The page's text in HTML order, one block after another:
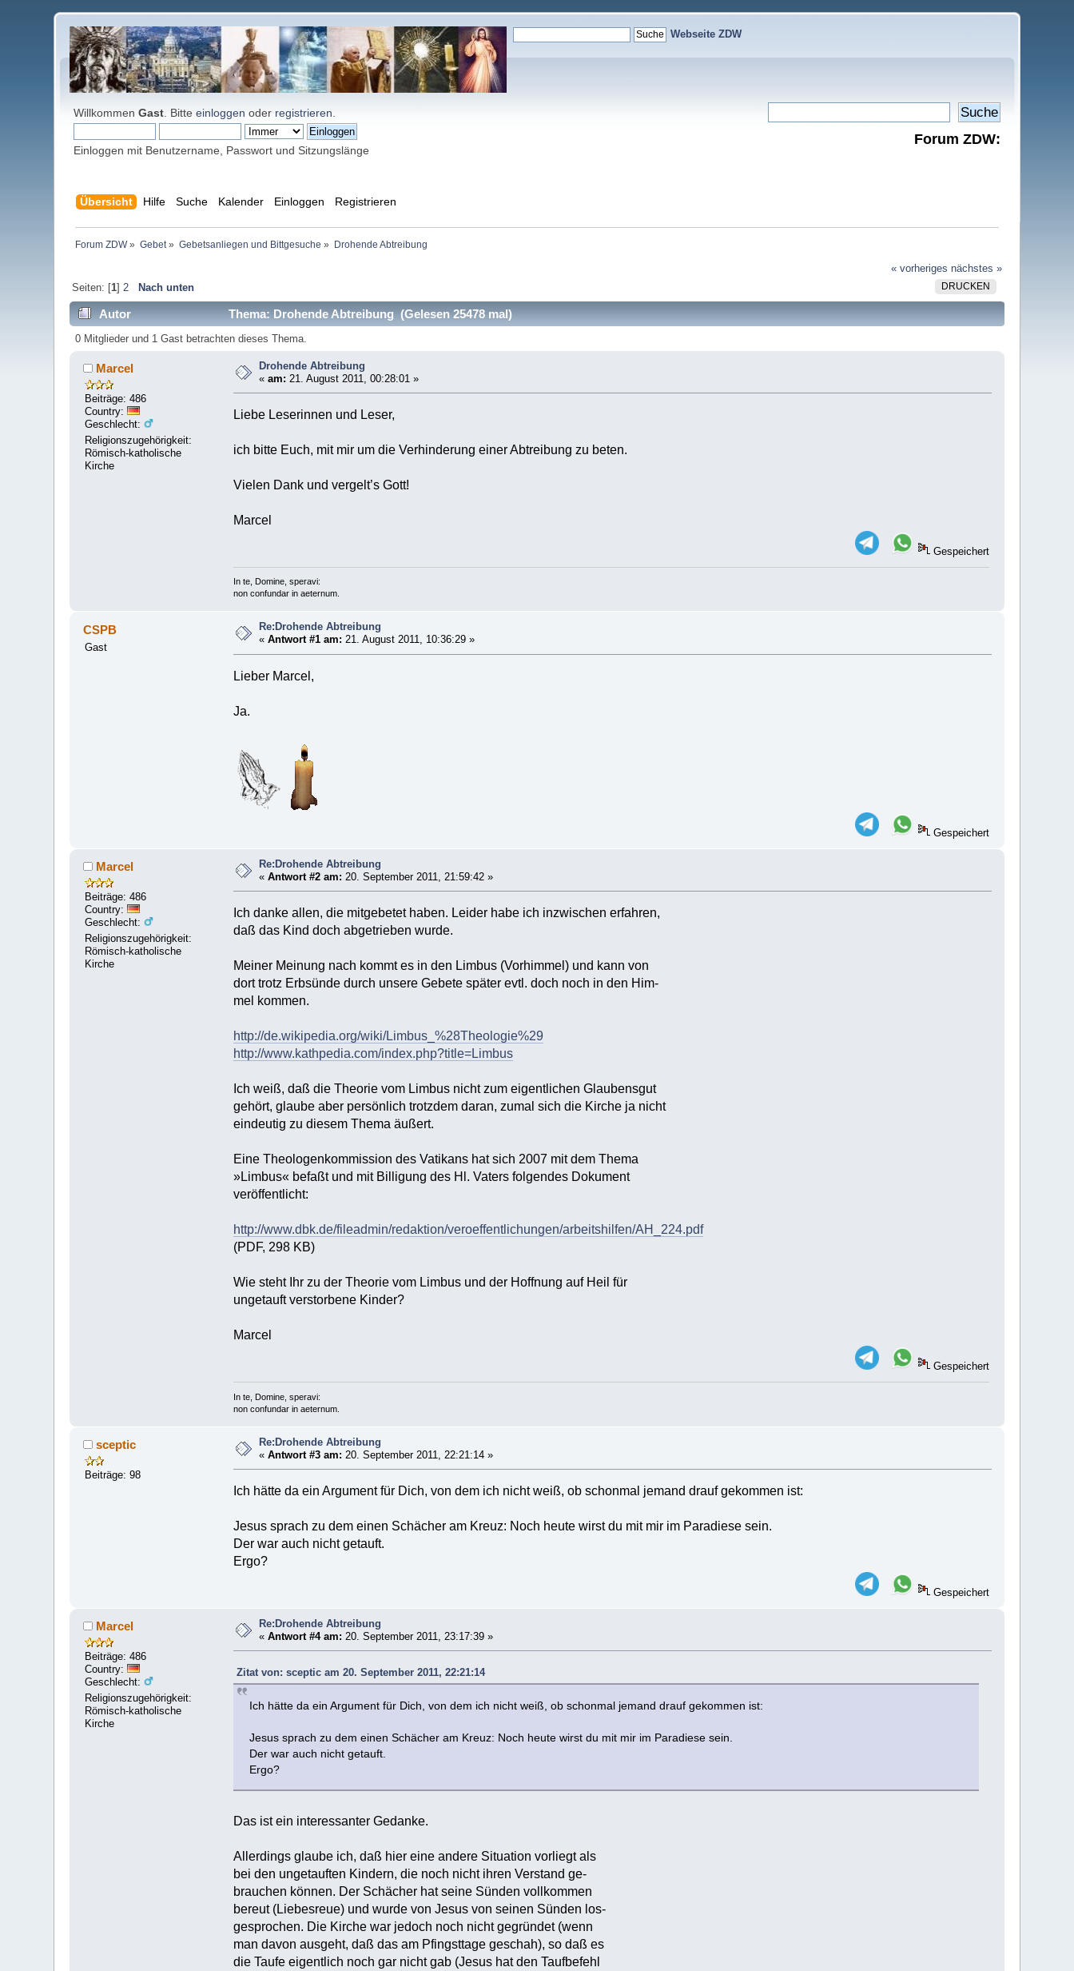
Webseite ZDW
WillkommenGast . Bitteeinloggen oder registrieren
Einloggen mit Benutzername, Passwort und Sitzungslänge
Forum ZDW:
Übersicht Hilfe Suche Kalender Einloggen Registrieren
Forum ZDW» Gebet» Gebetsanliegen und Bittgesuche » Drohende Abtreibung
« vorheriges nächstes »
DRUCKEN
Seiten: [1] 2 Nach unten
Autor Thema: Drohende Abtreibung (Gelesen 25478 mal)
0 Mitglieder und 1 Gast betrachten dieses Thema.
Marcel
Beiträge: 486
Country:
Geschlecht:
Religionszugehörigkeit:
Römisch-katholische
Kirche
Drohende Abtreibung
«am: 21. August 2011, 00:28:01 »
Liebe Leserinnen und Leser,
ich bitte Euch, mit mir um die Verhinderung einer Abtreibung zu beten.
Vielen Dank und vergelt’s Gott!
Marcel
Gespeichert
In te, Domine, speravi:
non confundar in aeternum.
CSPB
Gast
Re:Drohende Abtreibung
«Antwort #1 am: 21. August 2011, 10:36:29 »
Lieber Marcel,
Ja.
Gespeichert
Marcel
Beiträge: 486
Country:
Geschlecht:
Religionszugehörigkeit:
Römisch-katholische
Kirche
Re:Drohende Abtreibung
«Antwort #2 am: 20. September 2011, 21:59:42 »
Ich danke allen, die mitgebetet haben. Leider habe ich inzwischen erfahren,
daß das Kind doch abgetrieben wurde.
Meiner Meinung nach kommt es in den Limbus (Vorhimmel) und kann von
dort trotz Erbsünde durch unsere Gebete später evtl. doch noch in den Him-
mel kommen.
http://de.wikipedia.org/wiki/Limbus_%28Theologie%29
http://www.kathpedia.com/index.php?title=Limbus
Ich weiß, daß die Theorie vom Limbus nicht zum eigentlichen Glaubensgut
gehört, glaube aber persönlich trotzdem daran, zumal sich die Kirche ja nicht
eindeutig zu diesem Thema äußert.
Eine Theologenkommission des Vatikans hat sich 2007 mit dem Thema
»Limbus« befaßt und mit Billigung des Hl. Vaters folgendes Dokument
veröffentlicht:
http://www.dbk.de/fileadmin/redaktion/veroeffentlichungen/arbeitshilfen/AH_224.pdf
(PDF, 298 KB)
Wie steht Ihr zu der Theorie vom Limbus und der Hoffnung auf Heil für
ungetauft verstorbene Kinder?
Marcel
Gespeichert
In te, Domine, speravi:
non confundar in aeternum.
sceptic
Beiträge: 98
Re:Drohende Abtreibung
«Antwort #3 am: 20. September 2011, 22:21:14 »
Ich hätte da ein Argument für Dich, von dem ich nicht weiß, ob schonmal jemand drauf gekommen ist:
Jesus sprach zu dem einen Schächer am Kreuz: Noch heute wirst du mit mir im Paradiese sein.
Der war auch nicht getauft.
Ergo?
Gespeichert
Marcel
Beiträge: 486
Country:
Geschlecht:
Religionszugehörigkeit:
Römisch-katholische
Kirche
Re:Drohende Abtreibung
«Antwort #4 am: 20. September 2011, 23:17:39 »
Zitat von: sceptic am 20. September 2011, 22:21:14
Ich hätte da ein Argument für Dich, von dem ich nicht weiß, ob schonmal jemand drauf gekommen ist:
Jesus sprach zu dem einen Schächer am Kreuz: Noch heute wirst du mit mir im Paradiese sein.
Der war auch nicht getauft.
Ergo?
Das ist ein interessanter Gedanke.
Allerdings glaube ich, daß hier eine andere Situation vorliegt als
bei den ungetauften Kindern, die noch nicht ihren Verstand ge-
brauchen können. Der Schächer hat seine Sünden vollkommen
bereut (Liebesreue) und wurde von Jesus von seinen Sünden los-
gesprochen. Die Kirche war jedoch noch nicht gegründet (wenn
man davon ausgeht, daß das am Pfingsttage geschah), so daß es
die Taufe eigentlich noch gar nicht gab (Jesus hat den Taufbefehl